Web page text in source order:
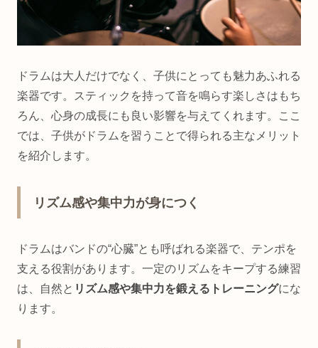
ドラムは大人だけでなく、子供にとっても魅力あふれる
楽器です。スティックを持って音を鳴らす楽しさはもち
ろん、心身の成長にも良い影響を与えてくれます。ここ
では、子供がドラムを習うことで得られる主なメリット
を紹介します。
リズム感や集中力が身につく
ドラムはバンドの“心臓”とも呼ばれる楽器で、テンポを
支える役割があります。一定のリズムをキープする練習
は、自然と リズム感や集中力を鍛えるトレーニングにな
ります。